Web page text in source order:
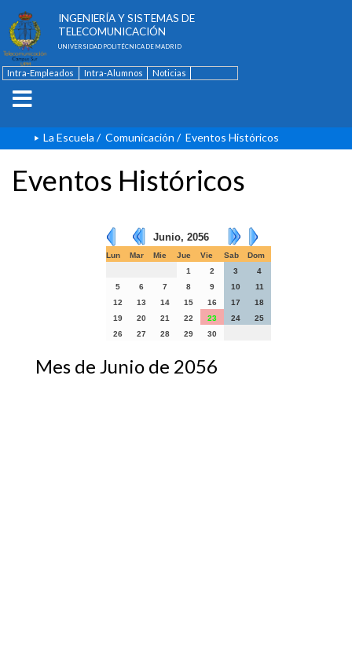
INGENIERÍA Y SISTEMAS DE
TELECOMUNICACIÓN
UNIVERSIDAD POLITÉCNICA DE MADRID
Intra-Empleados Intra-Alumnos
Noticias
La Escuela / Comunicación / Eventos Históricos
Eventos Históricos
Junio, 2056
Lun Mar Mie Jue Vie Sab
Dom
1
2 3
4
5
6 7 8 9 10
11
12
13 14 15 16 17
18
19
20 21 22 23 24
25
26
27 28 29 30
Mes de Junio de 2056